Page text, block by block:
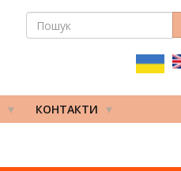
ПОШУКОВА
ПОШУК
КОНТАКТИ